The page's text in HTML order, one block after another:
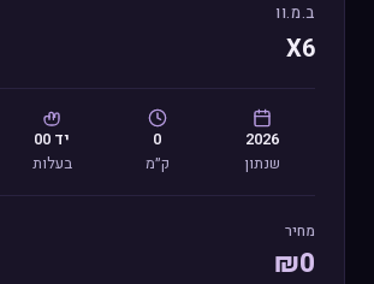
ב.מ.וו
X6
2026
שנתון
0
ק״מ
יד 00
בעלות
מחיר
₪0